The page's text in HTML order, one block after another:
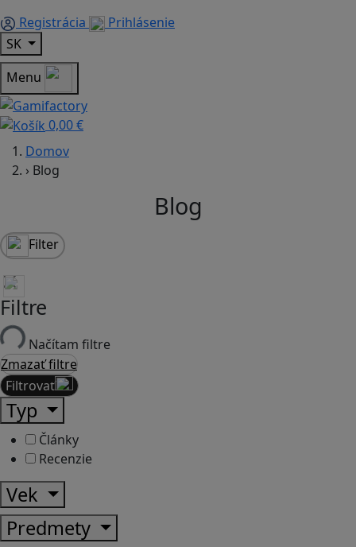
Registrácia
Prihlásenie
SK
Menu
0,00 €
Domov
› Blog
Blog
Filter
Filtre
Načítam filtre
Zmazať filtre
Filtrovať
Typ
Články
Recenzie
Vek
Predmety